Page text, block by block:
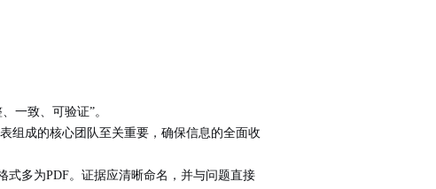
一致、可验证”。
组成的核心团队至关重要，确保信息的全面收
式多为PDF。证据应清晰命名，并与问题直接